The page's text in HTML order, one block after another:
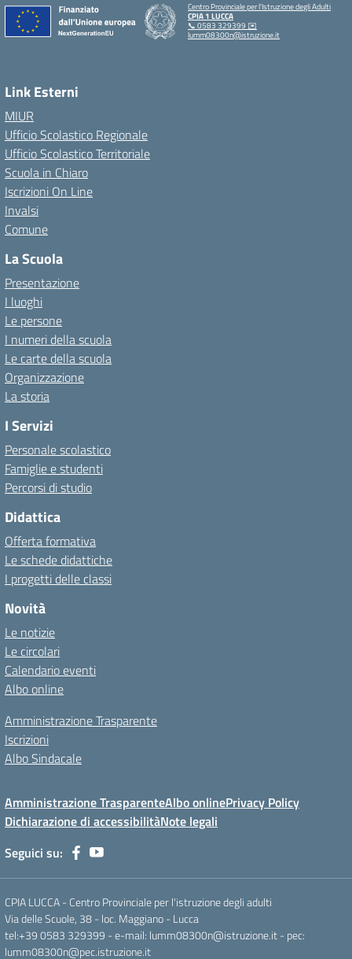
Centro Provinciale per l'Istruzione degli Adulti
CPIA 1 LUCCA
📞 0583 329399 ✉️
lumm08300n@istruzione.it
Link Esterni
MIUR
Ufficio Scolastico Regionale
Ufficio Scolastico Territoriale
Scuola in Chiaro
Iscrizioni On Line
Invalsi
Comune
La Scuola
Presentazione
I luoghi
Le persone
I numeri della scuola
Le carte della scuola
Organizzazione
La storia
I Servizi
Personale scolastico
Famiglie e studenti
Percorsi di studio
Didattica
Offerta formativa
Le schede didattiche
I progetti delle classi
Novità
Le notizie
Le circolari
Calendario eventi
Albo online
Amministrazione Trasparente
Iscrizioni
Albo Sindacale
Amministrazione TrasparenteAlbo onlinePrivacy Policy
Dichiarazione di accessibilitàNote legali
Seguici su:
CPIA LUCCA - Centro Provinciale per l'istruzione degli adulti
Via delle Scuole, 38 - loc. Maggiano - Lucca
tel:+39 0583 329399 - e-mail: lumm08300n@istruzione.it - pec:
lumm08300n@pec.istruzione.it